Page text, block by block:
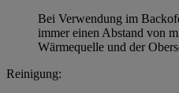
Bei Verwendung im
immer einen Abstand von
Wärmequelle und der
Reinigung: